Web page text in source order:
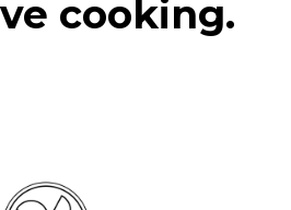
cooking.